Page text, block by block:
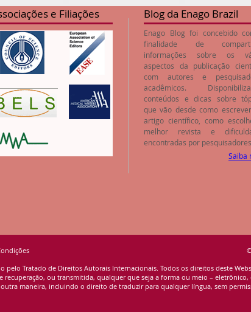
e Filiações Blog da Enago Brazil
Enago Blog foi concebido
finalidade de
informações sobre os
aspectos da publicação
com autores e
acadêmicos.
conteúdos e dicas sobre
que vão desde como
artigo científico, como
melhor revista e
encontradas por
Saiba
pelo Tratado de Direitos Autorais Internacionais. Todos os direitos deste
recuperação, ou transmitida, qualquer que seja a forma ou meio –
maneira, incluindo o direito de traduzir para qualquer língua, sem